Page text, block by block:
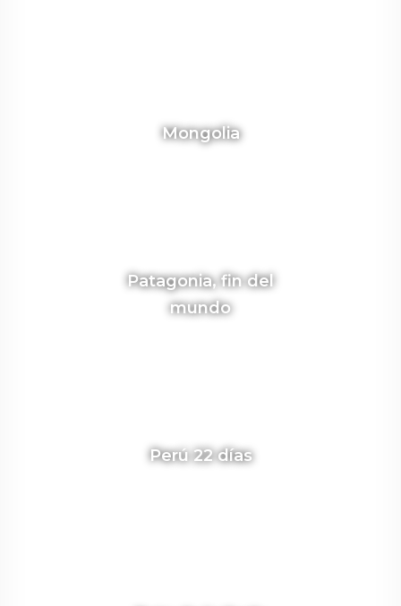
Mongolia
Patagonia, fin del
mundo
Perú 22 días